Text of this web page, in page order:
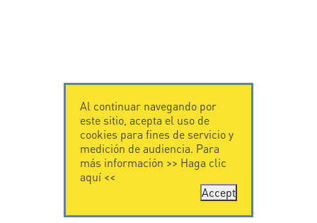
Al continuar navegando por
este sitio, acepta el uso de
cookies para fines de servicio y
medición de audiencia. Para
más información >> Haga clic
aquí<<
Accept